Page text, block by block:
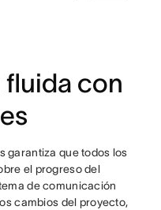
con
garantiza que todos los
el progreso del
de comunicación
cambios del proyecto,